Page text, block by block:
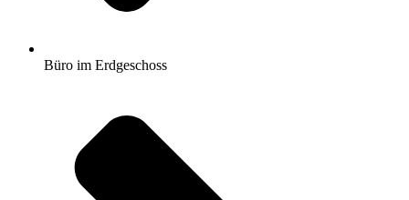
Büro im Erdgeschoss